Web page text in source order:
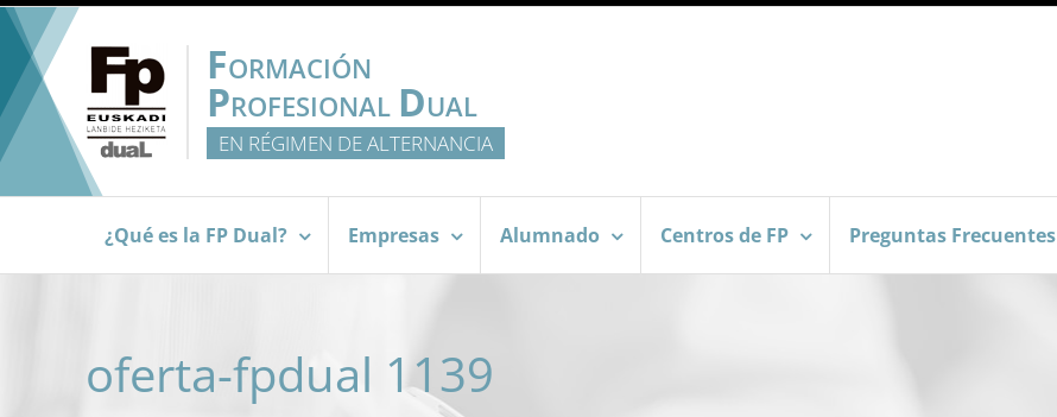
Saltar
contenido
FORMACIÓN
PROFESIONAL DUAL
EN RÉGIMEN DE ALTERNANCIA
¿Qué es la FP Dual? Empresas Alumnado Centros de FP Preguntas Frecuentes
oferta-fpdual 1139